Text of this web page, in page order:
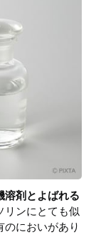
溶剤とよばれる
リンにとても似
においがあり